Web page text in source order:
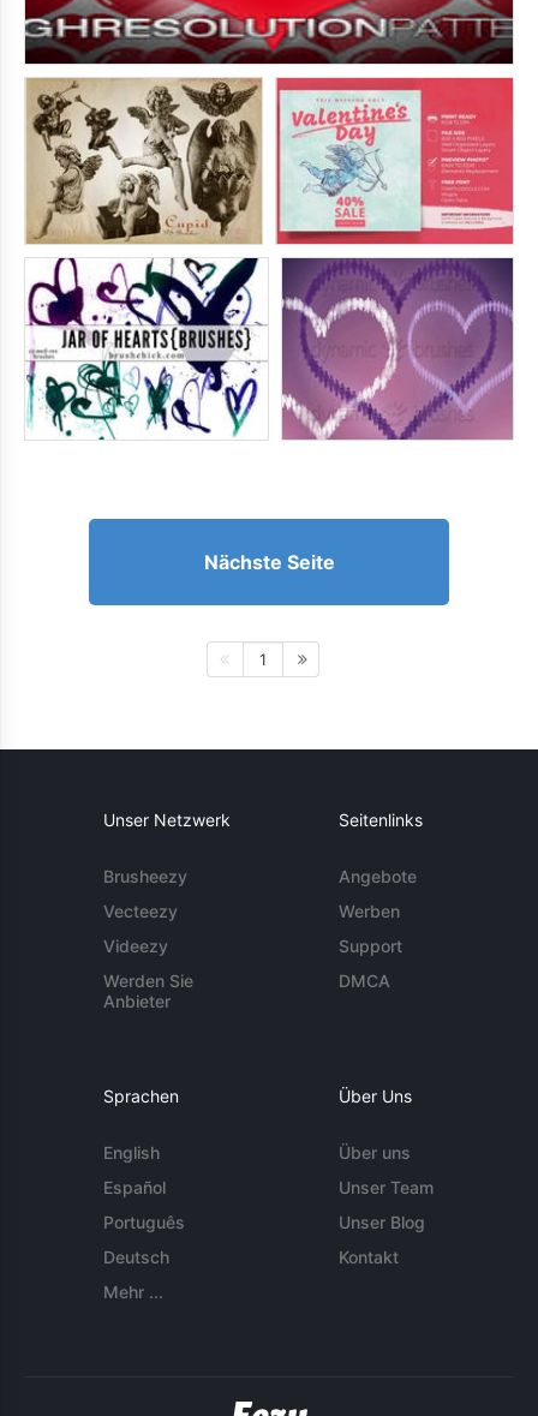
Nächste Seite
1
Unser Netzwerk
Brusheezy
Vecteezy
Videezy
Werden Sie
Anbieter
Seitenlinks
Angebote
Werben
Support
DMCA
Sprachen
English
Español
Português
Deutsch
Mehr ...
Über Uns
Über uns
Unser Team
Unser Blog
Kontakt